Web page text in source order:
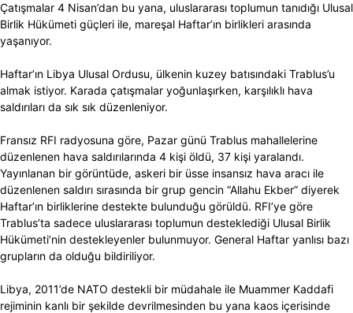
Çatışmalar 4 Nisan’dan bu yana, uluslararası toplumun tanıdığı Ulusal
Birlik Hükümeti güçleri ile, mareşal Haftar’ın birlikleri arasında
yaşanıyor.
Haftar’ın Libya Ulusal Ordusu, ülkenin kuzey batısındaki Trablus’u
almak istiyor. Karada çatışmalar yoğunlaşırken, karşılıklı hava
saldırıları da sık sık düzenleniyor.
Fransız RFI radyosuna göre, Pazar günü Trablus mahallelerine
düzenlenen hava saldırılarında 4 kişi öldü, 37 kişi yaralandı.
Yayınlanan bir görüntüde, askeri bir üsse insansız hava aracı ile
düzenlenen saldırı sırasında bir grup gencin “Allahu Ekber” diyerek
Haftar’ın birliklerine destekte bulunduğu görüldü. RFI’ye göre
Trablus’ta sadece uluslararası toplumun desteklediği Ulusal Birlik
Hükümeti’nin destekleyenler bulunmuyor. General Haftar yanlısı bazı
grupların da olduğu bildiriliyor.
Libya, 2011’de NATO destekli bir müdahale ile Muammer Kaddafi
rejiminin kanlı bir şekilde devrilmesinden bu yana kaos içerisinde